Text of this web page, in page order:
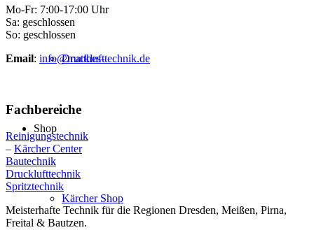
Druckluft
Shop
Kärcher Shop
Mo-Fr: 7:00-17:00 Uhr
Sa: geschlossen
So: geschlossen
Email: info@matthes-technik.de
Fachbereiche
Reinigungstechnik
– Kärcher Center
Bautechnik
Drucklufttechnik
Spritztechnik
Meisterhafte Technik für die Regionen Dresden, Meißen, Pirna,
Freital & Bautzen.